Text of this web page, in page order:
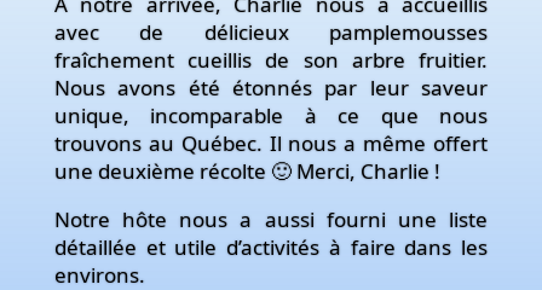
avec de délicieux pamplemousses
fraîchement cueillis de son arbre fruitier.
Nous avons été étonnés par leur saveur
unique, incomparable à ce que nous
trouvons au Québec. Il nous a même offert
une deuxième récolte 🙂 Merci, Charlie !
Notre hôte nous a aussi fourni une liste
détaillée et utile d’activités à faire dans les
environs.